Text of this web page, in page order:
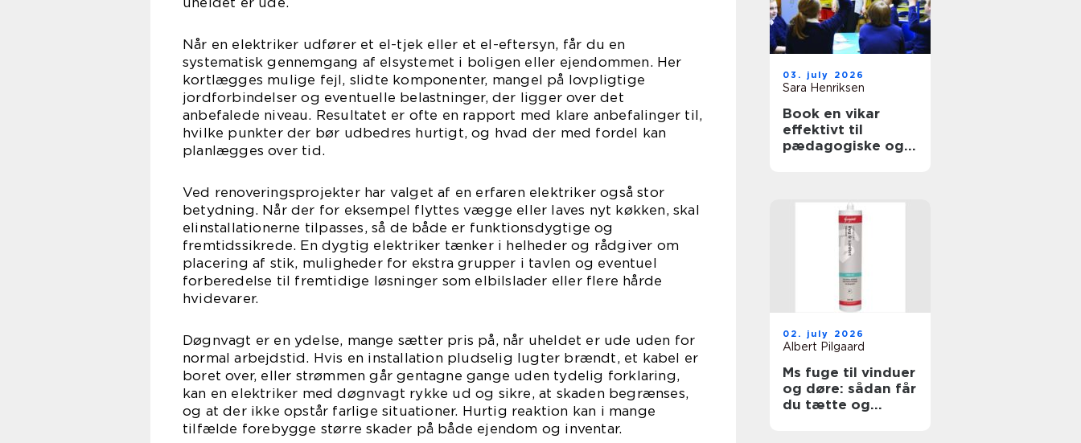
Når en elektriker udfører et el-tjek eller et el-eftersyn, får du en
systematisk gennemgang af elsystemet i boligen eller ejendommen. Her
kortlægges mulige fejl, slidte komponenter, mangel på lovpligtige
jordforbindelser og eventuelle belastninger, der ligger over det
anbefalede niveau. Resultatet er ofte en rapport med klare anbefalinger til,
hvilke punkter der bør udbedres hurtigt, og hvad der med fordel kan
planlægges over tid.
Ved renoveringsprojekter har valget af en erfaren elektriker også stor
betydning. Når der for eksempel flyttes vægge eller laves nyt køkken, skal
elinstallationerne tilpasses, så de både er funktionsdygtige og
fremtidssikrede. En dygtig elektriker tænker i helheder og rådgiver om
placering af stik, muligheder for ekstra grupper i tavlen og eventuel
forberedelse til fremtidige løsninger som elbilslader eller flere hårde
hvidevarer.
Døgnvagt er en ydelse, mange sætter pris på, når uheldet er ude uden for
normal arbejdstid. Hvis en installation pludselig lugter brændt, et kabel er
boret over, eller strømmen går gentagne gange uden tydelig forklaring,
kan en elektriker med døgnvagt rykke ud og sikre, at skaden begrænses,
og at der ikke opstår farlige situationer. Hurtig reaktion kan i mange
tilfælde forebygge større skader på både ejendom og inventar.
03. july 2026
Sara Henriksen
Book en vikar
effektivt til
pædagogiske og
02. july 2026
Albert Pilgaard
Ms fuge til vinduer
og døre: sådan får
du tætte og